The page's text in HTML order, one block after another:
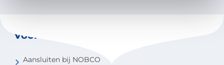
Voor coaches
Aansluiten bij NOBCO